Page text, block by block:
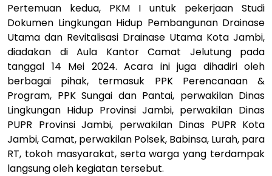
Pertemuan kedua, PKM I untuk pekerjaan Studi
Dokumen Lingkungan Hidup Pembangunan Drainase
Utama dan Revitalisasi Drainase Utama Kota Jambi,
diadakan di Aula Kantor Camat Jelutung pada
tanggal 14 Mei 2024. Acara ini juga dihadiri oleh
berbagai pihak, termasuk PPK Perencanaan &
Program, PPK Sungai dan Pantai, perwakilan Dinas
Lingkungan Hidup Provinsi Jambi, perwakilan Dinas
PUPR Provinsi Jambi, perwakilan Dinas PUPR Kota
Jambi, Camat, perwakilan Polsek, Babinsa, Lurah, para
RT, tokoh masyarakat, serta warga yang terdampak
langsung oleh kegiatan tersebut.